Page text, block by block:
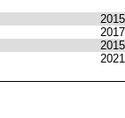
2015
2017
2015
2021